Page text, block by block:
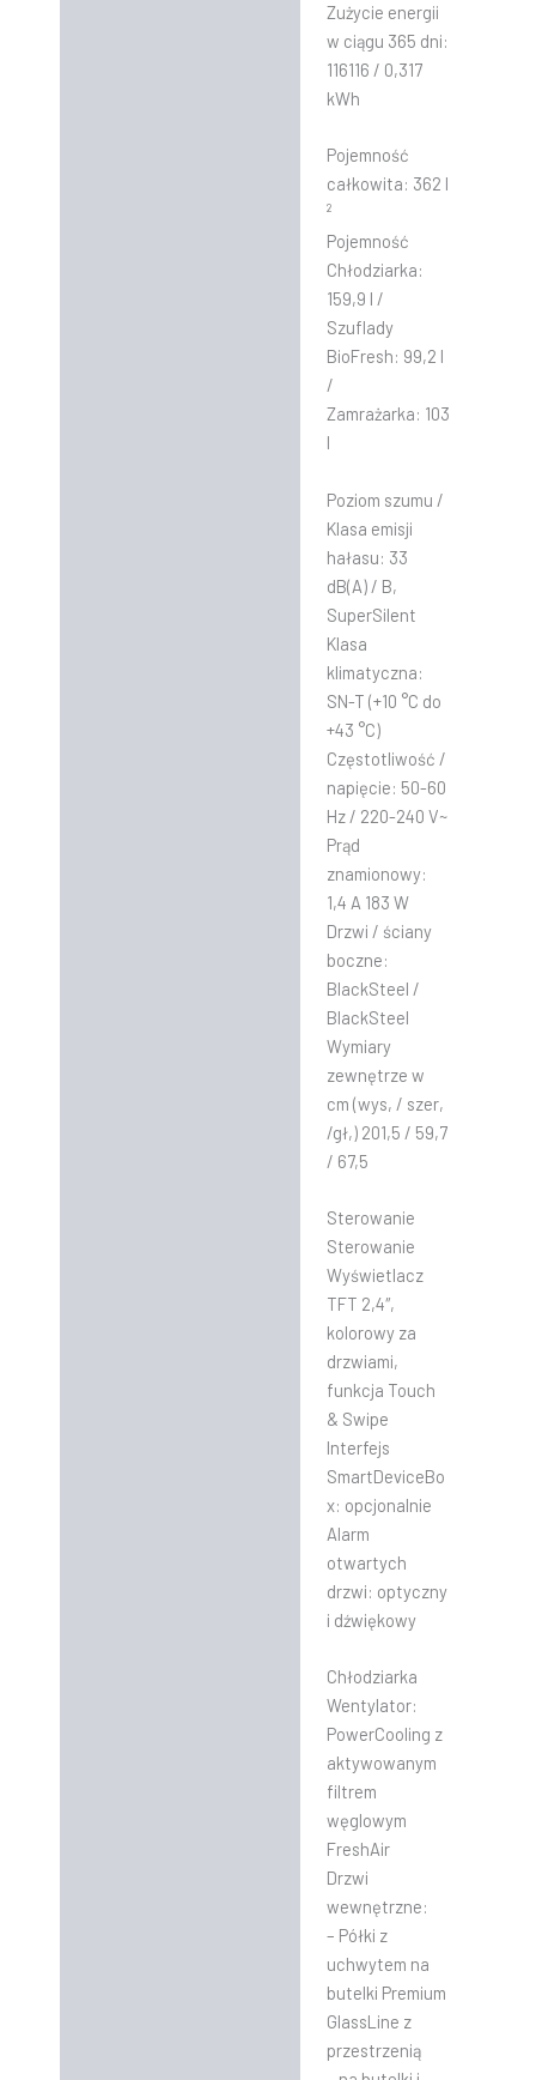
Zużycie energii
w ciągu 365 dni:
116116 / 0,317
kWh
Pojemność
całkowita: 362 l
²
Pojemność
Chłodziarka:
159,9 l /
Szuflady
BioFresh: 99,2 l
/
Zamrażarka: 103
l
Poziom szumu /
Klasa emisji
hałasu: 33
dB(A) / B,
SuperSilent
Klasa
klimatyczna:
SN-T (+10 °C do
+43 °C)
Częstotliwość /
napięcie: 50-60
Hz / 220-240 V~
Prąd
znamionowy:
1,4 A 183 W
Drzwi / ściany
boczne:
BlackSteel /
BlackSteel
Wymiary
zewnętrze w
cm (wys, / szer,
/gł,) 201,5 / 59,7
/ 67,5
Sterowanie
Sterowanie
Wyświetlacz
TFT 2,4″,
kolorowy za
drzwiami,
funkcja Touch
& Swipe
Interfejs
SmartDeviceBo
x: opcjonalnie
Alarm
otwartych
drzwi: optyczny
i dźwiękowy
Chłodziarka
Wentylator:
PowerCooling z
aktywowanym
filtrem
węglowym
FreshAir
Drzwi
wewnętrzne:
– Półki z
uchwytem na
butelki Premium
GlassLine z
przestrzenią